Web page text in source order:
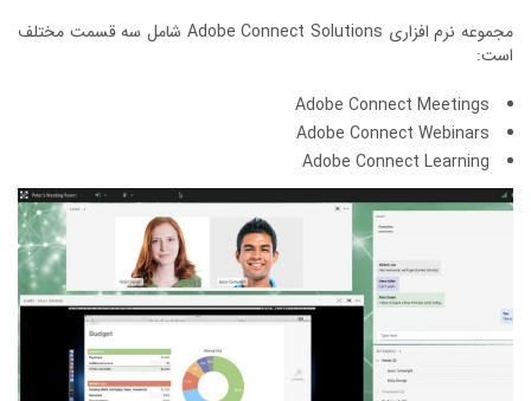
مجموعه نرم افزاری Adobe Connect Solutions شامل سه قسمت مختلف
است:
Adobe Connect Meetings
Adobe Connect Webinars
Adobe Connect Learning